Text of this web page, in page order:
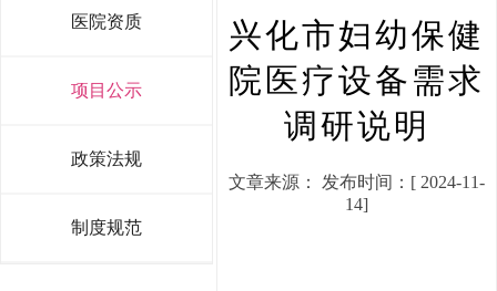
医院资质
项目公示
政策法规
制度规范
兴化市妇幼保健
院医疗设备需求
调研说明
文章来源： 发布时间：[ 2024-11-
14]